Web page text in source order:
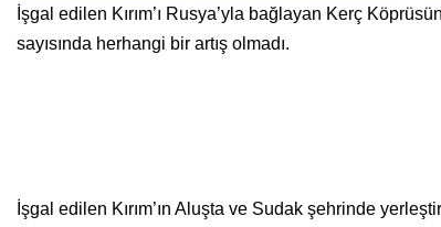
İşgal edilen Kırım’ı Rusya’yla bağlayan Kerç
sayısında herhangi bir artış olmadı.
İşgal edilen Kırım’ın Aluşta ve Sudak şehrinde